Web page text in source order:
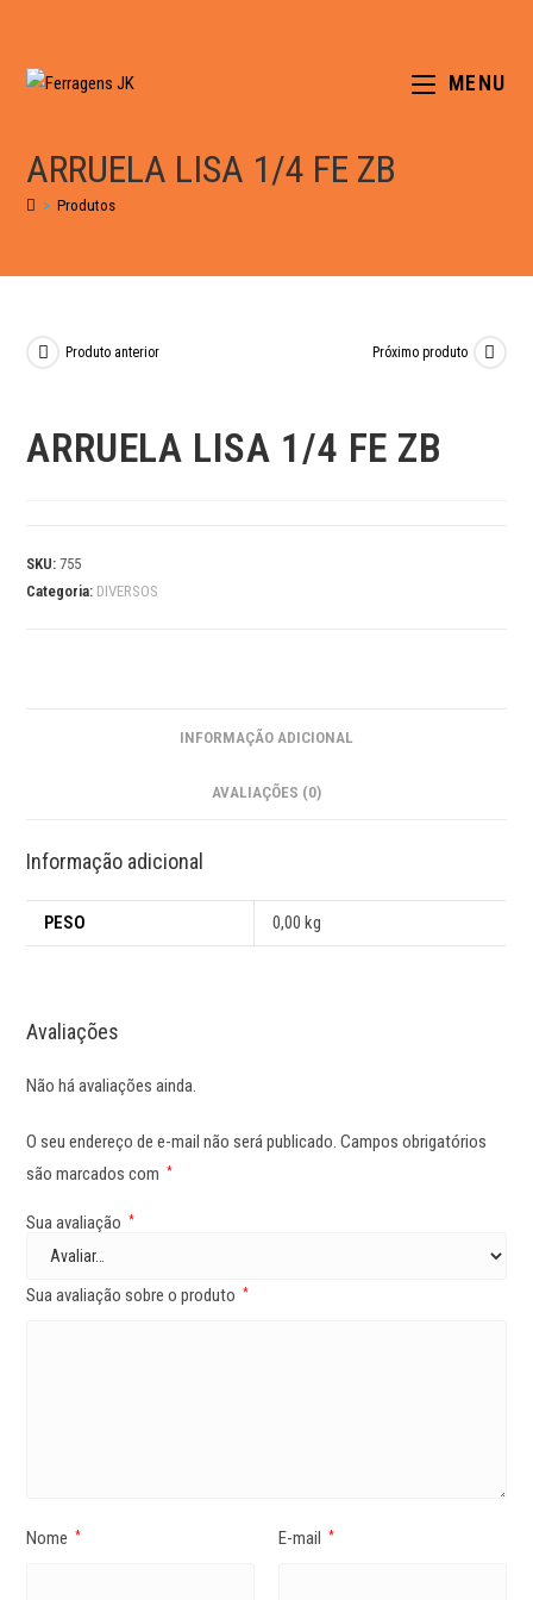
MENU
ARRUELA LISA 1/4 FE ZB
> Produtos
Produto anterior Próximo produto
ARRUELA LISA 1/4 FE ZB
SKU:755
Categoria: DIVERSOS
INFORMAÇÃO ADICIONAL
AVALIAÇÕES (0)
Informação adicional
PESO 0,00 kg
Avaliações
Não há avaliações ainda.
O seu endereço de e-mail não será publicado. Campos obrigatórios
são marcados com
*
Sua avaliação *
Sua avaliação sobre o produto *
Nome * E-mail *